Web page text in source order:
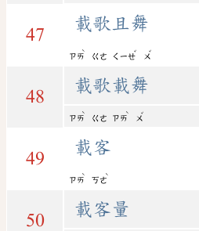
47
載歌且舞
ㄗㄞ
ˋ
ㄍㄜ ㄑㄧㄝ
ˇ
ㄨ
ˇ
48
載歌載舞
ㄗㄞ
ˋ
ㄍㄜ ㄗㄞ
ˋ
ㄨ
ˇ
49
載客
ㄗㄞ
ˋ
ㄎㄜ
ˋ
50
載客量